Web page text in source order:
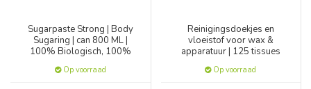
Sugarpaste Strong | Body
Sugaring | can 800 ML |
100% Biologisch, 100%
Op voorraad
Reinigingsdoekjes en
vloeistof voor wax &
apparatuur | 125 tissues
Op voorraad